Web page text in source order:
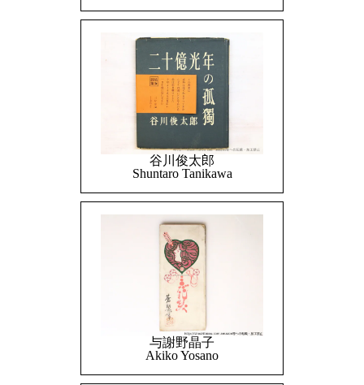
谷川俊太郎
Shuntaro Tanikawa
与謝野晶子
Akiko Yosano